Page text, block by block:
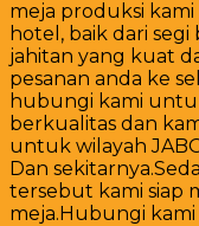
meja produksi
hotel, baik dari segi
jahitan yang kuat
pesanan anda ke
hubungi kami
berkualitas dan
untuk wilayah
Dan
tersebut kami siap
meja.Hubungi kami